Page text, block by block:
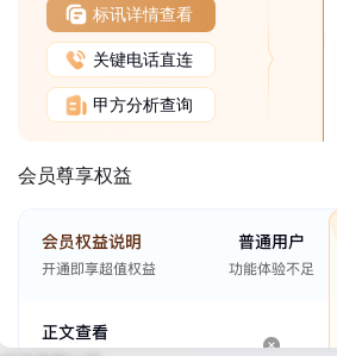
标讯详情查看
关键电话直连
甲方分析查询
会员尊享权益